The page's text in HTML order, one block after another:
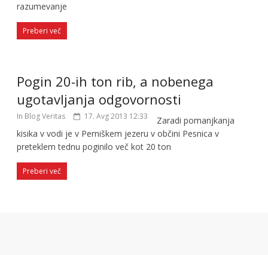
razumevanje
Preberi več
Pogin 20-ih ton rib, a nobenega
ugotavljanja odgovornosti
In Blog Veritas 17. Avg 2013 12:33
Zaradi pomanjkanja
kisika v vodi je v Perniškem jezeru v občini Pesnica v
preteklem tednu poginilo več kot 20 ton
Preberi več